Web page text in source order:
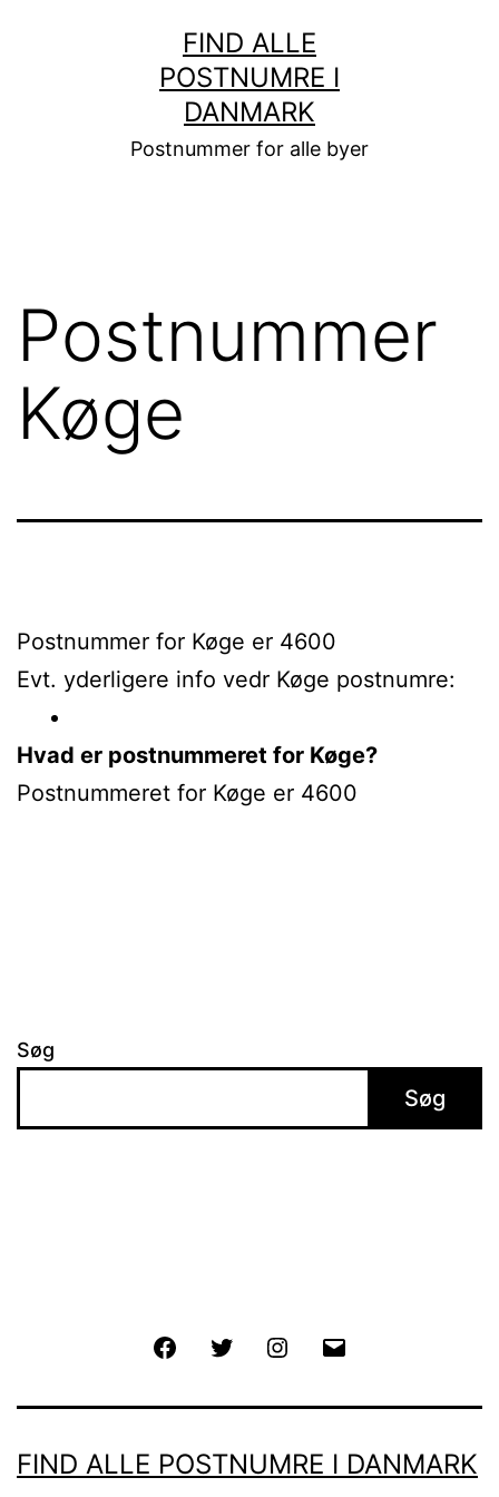
FIND ALLE
POSTNUMRE I
DANMARK
Postnummer for alle byer
Postnummer
Køge
Postnummer for Køge er 4600
Evt. yderligere info vedr Køge postnumre:
Hvad er postnummeret for Køge?
Postnummeret for Køge er 4600
Søg
Søg
FacebookTwitter Instagram
FIND ALLE POSTNUMRE I DANMARK